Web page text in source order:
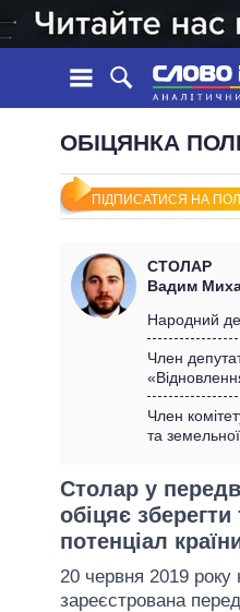
СТРІЧКА
ПОДІЇ
СТАТТІ
ДУМКИ
ОГЛЯДИ
ДАЙДЖЕСТИ
УСІ ПОЛІТИКИ
ПРЕЗИДЕНТ І ОФІС
КАБІНЕТ МІНІСТРІВ
ГОЛОВИ
МЕРИ МІСТ
ОБІЦЯНКА
ПІДПИСАТИСЯ НА
СТОЛАР
Вадим
Народний
Член
Член
та
Столар у
обіцяє
потенціал
20 червня 2019
зареєстрована